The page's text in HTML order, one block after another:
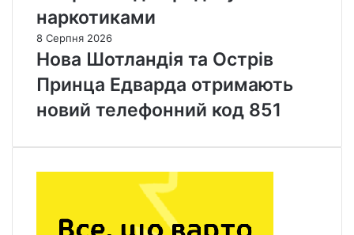
наркотиками
8 Серпня 2026
Нова Шотландія та Острів
Принца Едварда отримають
новий телефонний код 851